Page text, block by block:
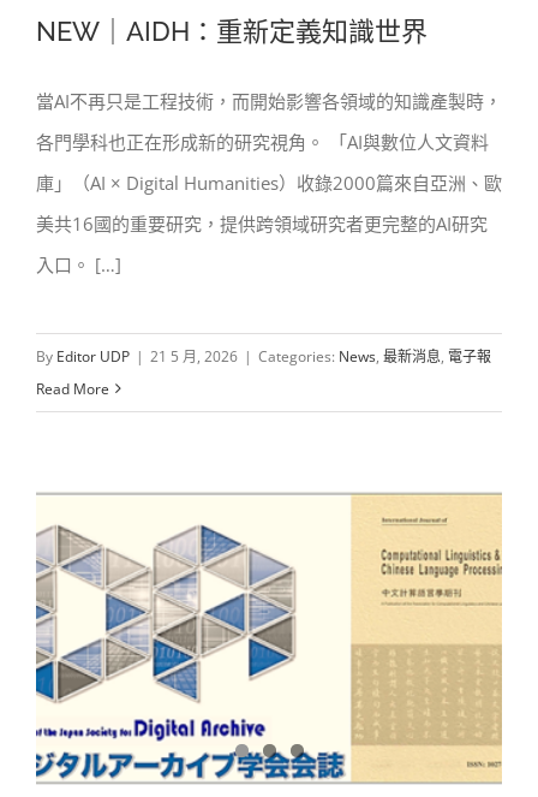
NEW｜AIDH：重新定義知識世界
NEW｜AIDH：重新定義知識世界
當AI不再只是工程技術，而開始影響各領域的知識產製時，
各門學科也正在形成新的研究視角。 「AI與數位人文資料
庫」（AI × Digital Humanities）收錄2000篇來自亞洲、歐
美共16國的重要研究，提供跨領域研究者更完整的AI研究
入口。 […]
By Editor UDP | 21 5 月, 2026 | Categories: News, 最新消息, 電子報
Read More